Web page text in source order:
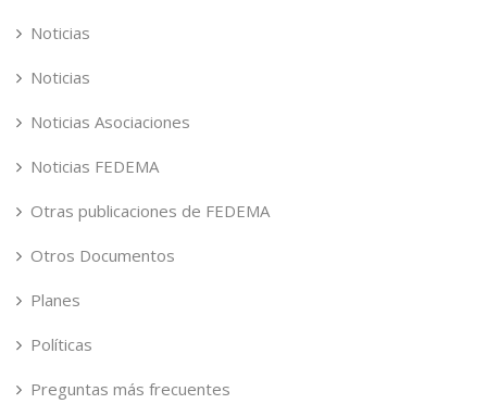
Noticias
Noticias
Noticias Asociaciones
Noticias FEDEMA
Otras publicaciones de FEDEMA
Otros Documentos
Planes
Políticas
Preguntas más frecuentes